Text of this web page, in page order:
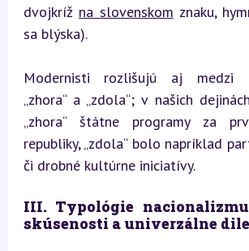
dvojkríž na slovenskom znaku,
sa blýska).
Modernisti rozlišujú aj medzi
„zhora“ a „zdola“; v našich
„zhora“ štátne programy za
republiky, „zdola“ bolo napríklad
či drobné kultúrne iniciatívy.
III. Typológie
skúsenosti a univerzálne